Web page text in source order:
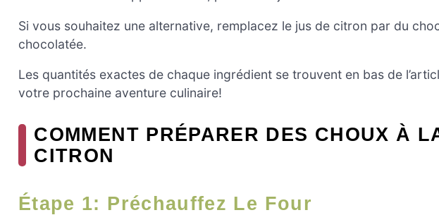
Si vous souhaitez une alternative, remplacez le jus de citron par du
chocolatée.
Les quantités exactes de chaque ingrédient se trouvent en bas de
votre prochaine aventure culinaire!
COMMENT PRÉPARER DES CHOUX À
CITRON
Étape 1: Préchauffez Le Four